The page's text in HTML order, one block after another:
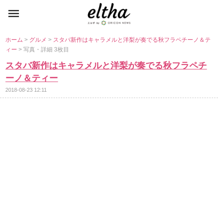
ホーム> グルメ> スタバ新作はキャラメルと洋梨が奏でる秋フラペチーノ＆テ
ィー> 写真・詳細 3枚目
スタバ新作はキャラメルと洋梨が奏でる秋フラペチ
ーノ＆ティー
2018-08-23 12:11